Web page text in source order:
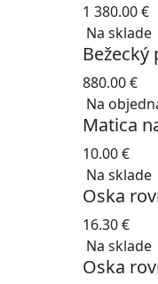
1 380.00€
Na sklade
Bežecký
880.00€
Na
Matica
10.00€
Na sklade
Oska
16.30€
Na sklade
Oska